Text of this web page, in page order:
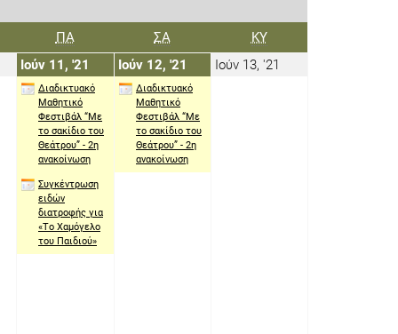
ΠΑΠΑΡΑΣΚΕΥΉ ΣΑ ΚΥΚΥΡΙΑΚΉ
Ιούν 11, '21
Ιουνίου
Διαδικτυακό
Μαθητικό
Φεστιβάλ “Με
το σακίδιο του
Θεάτρου” - 2η
ανακοίνωση
Συγκέντρωση
ειδών
διατροφής για
«Tο Χαμόγελο
του Παιδιού»
Ιούν 12, '21
Ιουνίου
Διαδικτυακό
Μαθητικό
Φεστιβάλ “Με
το σακίδιο του
Θεάτρου” - 2η
ανακοίνωση
Ιούν 13, '21